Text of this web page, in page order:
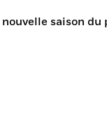
saison du